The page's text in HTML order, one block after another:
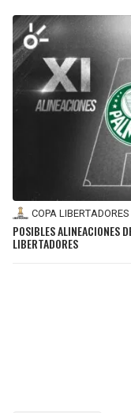
COPA LIBERTADORES
POSIBLES ALINEACIONES
LIBERTADORES